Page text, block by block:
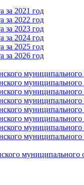
за 2021 год
за 2022 год
за 2023 год
за 2024 год
за 2025 год
за 2026 год
муниципального
муниципального
муниципального
муниципального
муниципального
муниципального
муниципального
муниципального
муниципального